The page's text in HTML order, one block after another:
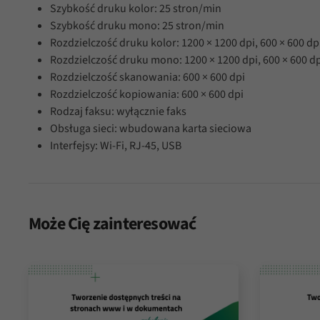
Szybkość druku kolor: 25 stron/min
Szybkość druku mono: 25 stron/min
Rozdzielczość druku kolor: 1200 × 1200 dpi, 600 × 600
Rozdzielczość druku mono: 1200 × 1200 dpi, 600 × 600
Rozdzielczość skanowania: 600 × 600 dpi
Rozdzielczość kopiowania: 600 × 600 dpi
Rodzaj faksu: wyłącznie faks
Obsługa sieci: wbudowana karta sieciowa
Interfejsy: Wi-Fi, RJ-45, USB
Może Cię zainteresować